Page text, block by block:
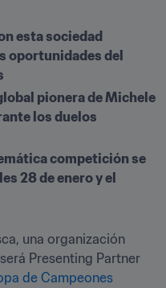
esta sociedad
oportunidades del
pionera de Michele
los duelos
competición se
28 de enero y el
una organización
Presenting Partner
de Campeones